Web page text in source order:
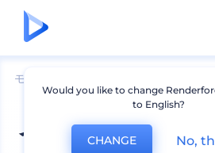
モックアップ
インスタグラ
Would you like to change
to English?
CHANGE No,